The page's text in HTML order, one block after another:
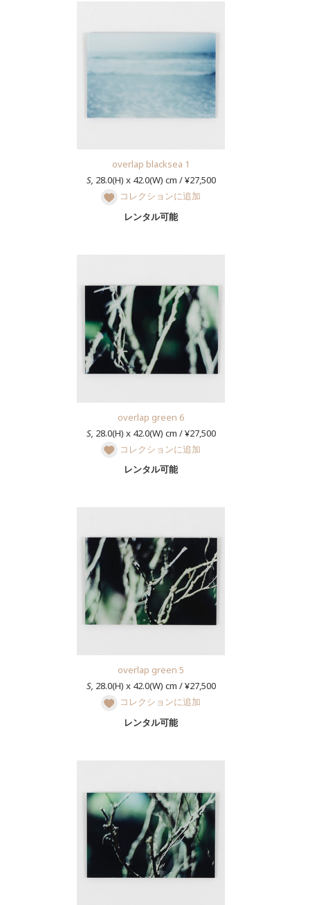
overlap blacksea 1
S, 28.0(H) x 42.0(W) cm / ¥27,500
コレクションに追加
レンタル可能
overlap green 6
S, 28.0(H) x 42.0(W) cm / ¥27,500
コレクションに追加
レンタル可能
overlap green 5
S, 28.0(H) x 42.0(W) cm / ¥27,500
コレクションに追加
レンタル可能